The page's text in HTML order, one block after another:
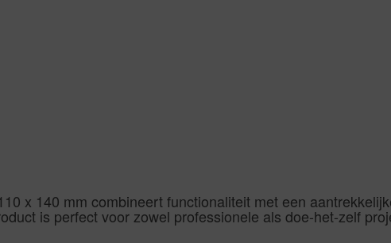
x 140 mm combineert functionaliteit met een
is perfect voor zowel professionele als doe-het-zelf